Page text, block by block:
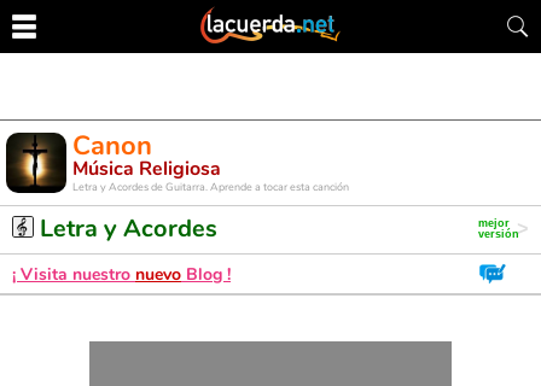
Canon
Música Religiosa
Letra y Acordes de Guitarra. Aprende a tocar esta canción
Letra y Acordes
¡ Visita nuestro nuevo Blog !